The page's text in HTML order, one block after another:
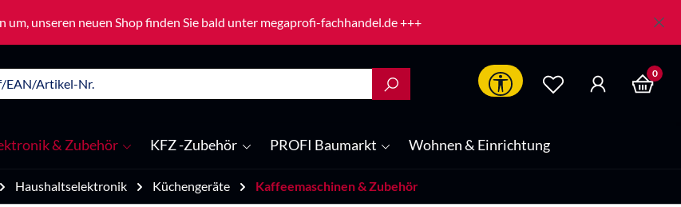
unseren neuen Shop finden Sie bald unter megaprofi-fachhandel.de +++
Werkzeugleiste anzeigen
0
& Zubehör KFZ -Zubehör PROFI Baumarkt Wohnen & Einrichtung
Haushaltselektronik Küchengeräte Kaffeemaschinen & Zubehör